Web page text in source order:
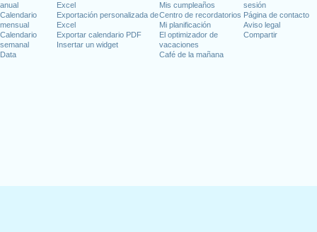
anual
Calendario
mensual
Calendario
semanal
Data
Excel
Exportación personalizada de
Excel
Exportar calendario PDF
Insertar un widget
Mis cumpleaños
Centro de recordatorios
Mi planificación
El optimizador de
vacaciones
Café de la mañana
sesión
Página de contacto
Aviso legal
Compartir